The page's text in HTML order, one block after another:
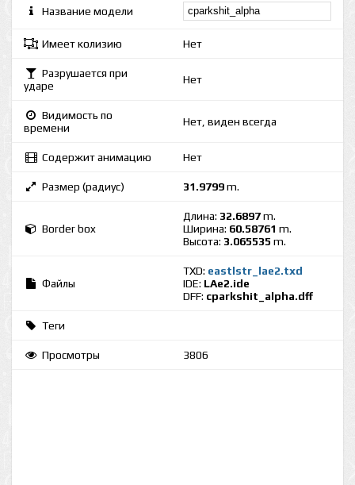
Название модели
Имеет колизию Нет
Разрушается при
ударе
Нет
Видимость по
времени
Нет, виден всегда
Содержит анимацию Нет
Размер (радиус) 31.9799m.
Border box
Длина: 32.6897m.
Ширина: 60.58761 m.
Высота: 3.065535 m.
Файлы
TXD: eastlstr_lae2.txd
IDE: LAe2.ide
DFF: cparkshit_alpha.dff
Теги
Просмотры 3806